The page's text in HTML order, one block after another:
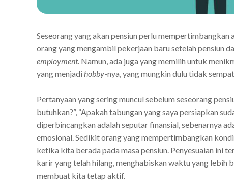
Seseorang yang akan pensiun perlu
orang yang mengambil pekerjaan baru setelah pensiun
employment. Namun, ada juga yang memilih untuk
yang menjadi hobby-nya, yang mungkin dulu tidak
Pertanyaan yang sering muncul sebelum seseorang
butuhkan?”, “Apakah tabungan yang saya persiapkan
diperbincangkan adalah seputar finansial, sebenarnya
emosional. Sedikit orang yang mempertimbangkan
ketika kita berada pada masa pensiun. Penyesuaian ini
karir yang telah hilang, menghabiskan waktu yang lebih
membuat kita tetap aktif.